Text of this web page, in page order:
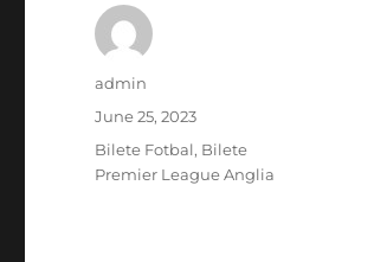
Author
admin
Posted
on
June 25, 2023
Categories
Bilete Fotbal, Bilete
Premier League Anglia